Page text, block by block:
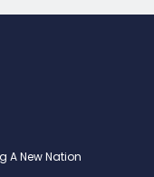
A New Nation